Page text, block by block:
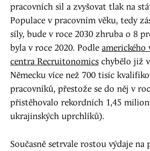
pracovních sil a zvyšovat tlak na
Populace v pracovním věku, tedy
síly, bude v roce 2030 zhruba o 8
byla v roce 2020. Podle amerického
centra Recruitonomics chybělo již
Německu více než 700 tisíc
pracovníků, přestože se do něj v
přistěhovalo rekordních 1,45
ukrajinských uprchlíků).
Současně setrvale rostou výdaje